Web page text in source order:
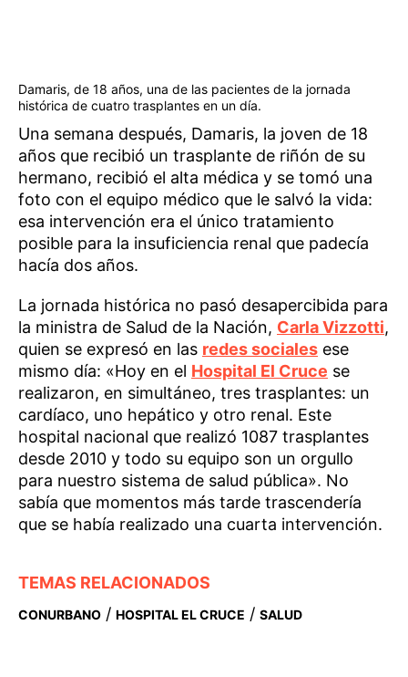
Damaris, de 18 años, una de las pacientes de la jornada
histórica de cuatro trasplantes en un día.
Una semana después, Damaris, la joven de 18
años que recibió un trasplante de riñón de su
hermano, recibió el alta médica y se tomó una
foto con el equipo médico que le salvó la vida:
esa intervención era el único tratamiento
posible para la insuficiencia renal que padecía
hacía dos años.
La jornada histórica no pasó desapercibida para
la ministra de Salud de la Nación, Carla Vizzotti,
quien se expresó en las redes sociales ese
mismo día: «Hoy en el Hospital El Cruce se
realizaron, en simultáneo, tres trasplantes: un
cardíaco, uno hepático y otro renal. Este
hospital nacional que realizó 1087 trasplantes
desde 2010 y todo su equipo son un orgullo
para nuestro sistema de salud pública». No
sabía que momentos más tarde trascendería
que se había realizado una cuarta intervención.
TEMAS RELACIONADOS
CONURBANO / HOSPITAL EL CRUCE / SALUD